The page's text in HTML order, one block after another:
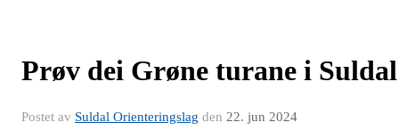
Prøv dei Grøne turane i Suldal
Postet av Suldal Orienteringslag den 22. jun 2024